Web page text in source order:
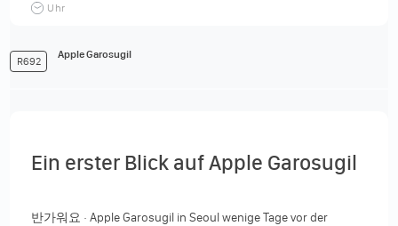
Uhr
R692
Apple Garosugil
Ein erster Blick auf Apple Garosugil
반가워요 · Apple Garosugil in Seoul wenige Tage vor der